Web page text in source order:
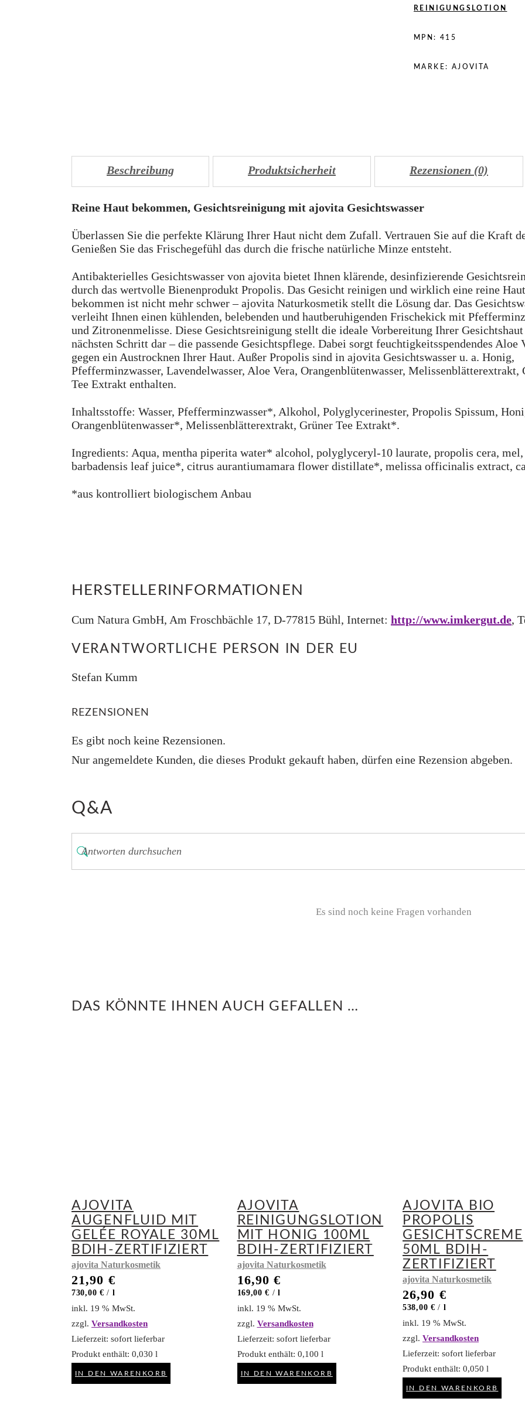
REINIGUNGSLOTION
MPN: 415
MARKE: AJOVITA
Beschreibung Produktsicherheit Rezensionen (0)
Reine Haut bekommen, Gesichtsreinigung mit ajovita Gesichtswasser
Überlassen Sie die perfekte Klärung Ihrer Haut nicht dem Zufall. Vertrauen Sie auf die Kraft
Genießen Sie das Frischegefühl das durch die frische natürliche Minze entsteht.
Antibakterielles Gesichtswasser von ajovita bietet Ihnen klärende, desinfizierende
durch das wertvolle Bienenprodukt Propolis. Das Gesicht reinigen und wirklich eine reine Haut
bekommen ist nicht mehr schwer – ajovita Naturkosmetik stellt die Lösung dar. Das
verleiht Ihnen einen kühlenden, belebenden und hautberuhigenden Frischekick mit
und Zitronenmelisse. Diese Gesichtsreinigung stellt die ideale Vorbereitung Ihrer
nächsten Schritt dar – die passende Gesichtspflege. Dabei sorgt feuchtigkeitsspendendes Aloe
gegen ein Austrocknen Ihrer Haut. Außer Propolis sind in ajovita Gesichtswasser u. a. Honig,
Pfefferminzwasser, Lavendelwasser, Aloe Vera, Orangenblütenwasser, Melissenblätterextrakt,
Tee Extrakt enthalten.
Inhaltsstoffe: Wasser, Pfefferminzwasser*, Alkohol, Polyglycerinester, Propolis Spissum,
Orangenblütenwasser*, Melissenblätterextrakt, Grüner Tee Extrakt*.
Ingredients: Aqua, mentha piperita water* alcohol, polyglyceryl-10 laurate, propolis cera,
barbadensis leaf juice*, citrus aurantiumamara flower distillate*, melissa officinalis extract,
*aus kontrolliert biologischem Anbau
HERSTELLERINFORMATIONEN
Cum Natura GmbH, Am Froschbächle 17, D-77815 Bühl, Internet: http://www.imkergut.de,
VERANTWORTLICHE PERSON IN DER EU
Stefan Kumm
REZENSIONEN
Es gibt noch keine Rezensionen.
Nur angemeldete Kunden, die dieses Produkt gekauft haben, dürfen eine Rezension abgeben.
Q&A
Es sind noch keine Fragen vorhanden
DAS KÖNNTE IHNEN AUCH GEFALLEN …
AJOVITA
AUGENFLUID MIT
GELÉE ROYALE 30ML
BDIH-ZERTIFIZIERT
ajovita Naturkosmetik
21,90 €
730,00 € / l
inkl. 19 % MwSt.
zzgl. Versandkosten
Lieferzeit: sofort lieferbar
Produkt enthält: 0,030 l
IN DEN WARENKORB
AJOVITA
REINIGUNGSLOTION
MIT HONIG 100ML
BDIH-ZERTIFIZIERT
ajovita Naturkosmetik
16,90€
169,00€ /l
inkl. 19 % MwSt.
zzgl. Versandkosten
Lieferzeit: sofort lieferbar
Produkt enthält: 0,100 l
IN DEN WARENKORB
AJOVITA BIO
PROPOLIS
GESICHTSCREME
50ML BDIH-
ZERTIFIZIERT
ajovita Naturkosmetik
26,90 €
538,00 € / l
inkl. 19 % MwSt.
zzgl. Versandkosten
Lieferzeit: sofort lieferbar
Produkt enthält: 0,050 l
IN DEN WARENKORB